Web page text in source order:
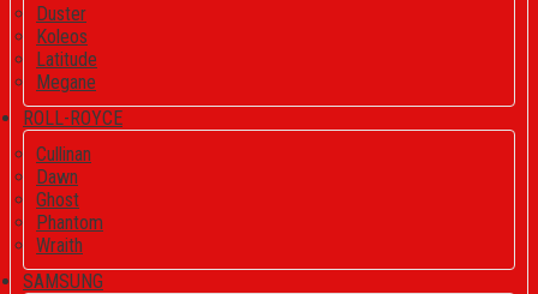
Duster
Koleos
Latitude
Megane
ROLL-ROYCE
Cullinan
Dawn
Ghost
Phantom
Wraith
SAMSUNG